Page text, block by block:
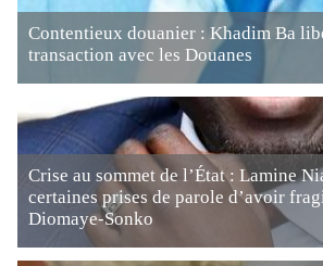
Contentieux douanier : Khadim Ba
transaction avec les Douanes
Crise au sommet de l’État : Lamine
certaines prises de parole d’avoir
Diomaye-Sonko